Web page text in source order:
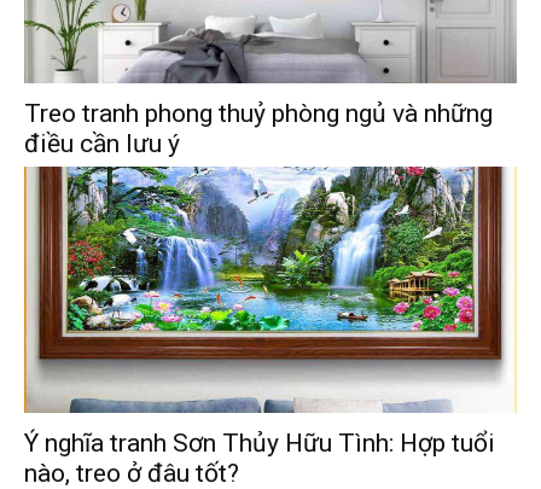
Treo tranh phong thuỷ phòng ngủ và những
điều cần lưu ý
Ý nghĩa tranh Sơn Thủy Hữu Tình: Hợp tuổi
nào, treo ở đâu tốt?